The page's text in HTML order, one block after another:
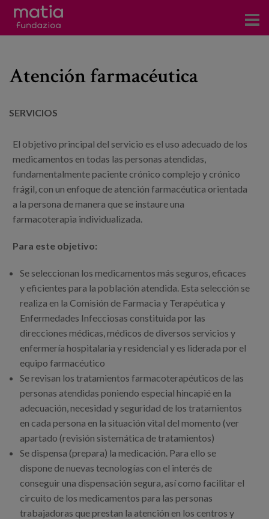
Servicios
Noticias
Blog
Prensa
Trabaja con nosotros
Canal de denuncias
Atención farmacéutica
SERVICIOS
El objetivo principal del servicio es el uso adecuado de los
medicamentos en todas las personas atendidas,
fundamentalmente paciente crónico complejo y crónico
frágil, con un enfoque de atención farmacéutica orientada
a la persona de manera que se instaure una
farmacoterapia individualizada.
Para este objetivo:
Se seleccionan los medicamentos más seguros, eficaces
y eficientes para la población atendida. Esta selección se
realiza en la Comisión de Farmacia y Terapéutica y
Enfermedades Infecciosas constituida por las
direcciones médicas, médicos de diversos servicios y
enfermería hospitalaria y residencial y es liderada por el
equipo farmacéutico
Se revisan los tratamientos farmacoterapéuticos de las
personas atendidas poniendo especial hincapié en la
adecuación, necesidad y seguridad de los tratamientos
en cada persona en la situación vital del momento (ver
apartado (revisión sistemática de tratamientos)
Se dispensa (prepara) la medicación. Para ello se
dispone de nuevas tecnologías con el interés de
conseguir una dispensación segura, así como facilitar el
circuito de los medicamentos para las personas
trabajadoras que prestan la atención en los centros y